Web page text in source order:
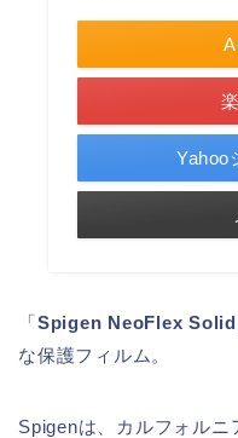
Yahoo
「Spigen NeoFlex Solid
な保護フィルム。
Spigenは、カルフォルニ